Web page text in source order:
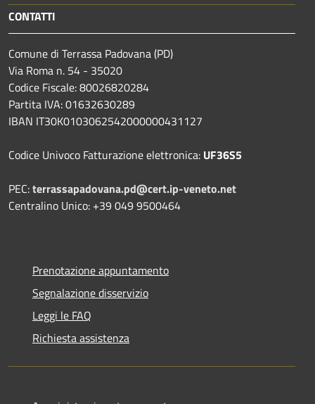
CONTATTI
Comune di Terrassa Padovana (PD)
Via Roma n. 54 - 35020
Codice Fiscale: 80026820284
Partita IVA: 01632630289
IBAN IT30K0103062542000000431127
Codice Univoco Fatturazione elettronica: UF36S5
PEC:terrassapadovana.pd@cert.ip-veneto.net
Centralino Unico: +39 049 9500464
Prenotazione appuntamento
Segnalazione disservizio
Leggi le FAQ
Richiesta assistenza